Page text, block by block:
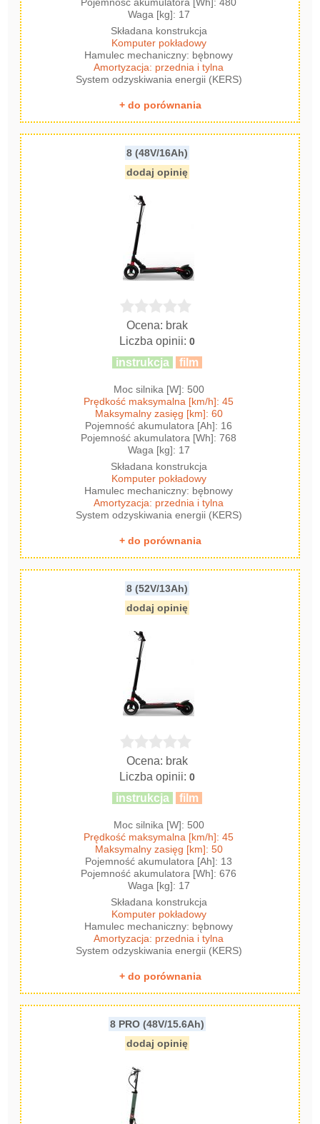
Waga [kg]: 17
Składana konstrukcja
Komputer pokładowy
Hamulec mechaniczny: bębnowy
Amortyzacja: przednia i tylna
System odzyskiwania energii (KERS)
+ do porównania
8 (48V/16Ah)
dodaj opinię
Ocena: brak
Liczba opinii:0
instrukcja film
Moc silnika [W]: 500
Prędkość maksymalna [km/h]: 45
Maksymalny zasięg [km]: 60
Pojemność akumulatora [Ah]: 16
Pojemność akumulatora [Wh]: 768
Waga [kg]: 17
Składana konstrukcja
Komputer pokładowy
Hamulec mechaniczny: bębnowy
Amortyzacja: przednia i tylna
System odzyskiwania energii (KERS)
+ do porównania
8 (52V/13Ah)
dodaj opinię
Ocena: brak
Liczba opinii:0
instrukcja film
Moc silnika [W]: 500
Prędkość maksymalna [km/h]: 45
Maksymalny zasięg [km]: 50
Pojemność akumulatora [Ah]: 13
Pojemność akumulatora [Wh]: 676
Waga [kg]: 17
Składana konstrukcja
Komputer pokładowy
Hamulec mechaniczny: bębnowy
Amortyzacja: przednia i tylna
System odzyskiwania energii (KERS)
+ do porównania
8 PRO (48V/15.6Ah)
dodaj opinię